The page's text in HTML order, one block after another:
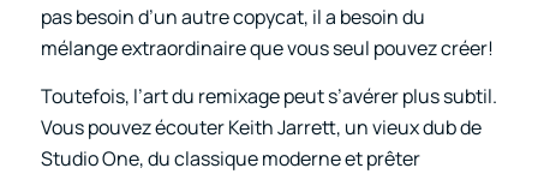
pas besoin d’un autre copycat, il a besoin du
mélange extraordinaire que vous seul pouvez créer!
Toutefois, l’art du remixage peut s’avérer plus subtil.
Vous pouvez écouter Keith Jarrett, un vieux dub de
Studio One, du classique moderne et prêter